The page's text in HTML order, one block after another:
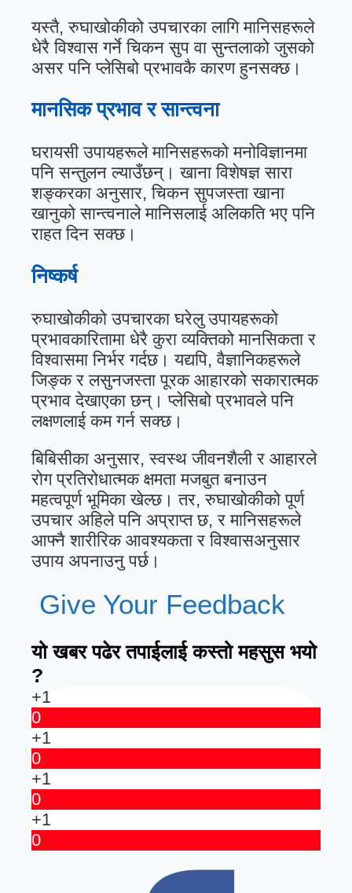
यस्तै, रुघाखोकीको उपचारका लागि मानिसहरूले
धेरै विश्वास गर्ने चिकन सुप वा सुन्तलाको जुसको
असर पनि प्लेसिबो प्रभावकै कारण हुनसक्छ।
मानसिक प्रभाव र सान्त्वना
घरायसी उपायहरूले मानिसहरूको मनोविज्ञानमा
पनि सन्तुलन ल्याउँछन्। खाना विशेषज्ञ सारा
शङ्करका अनुसार, चिकन सुपजस्ता खाना
खानुको सान्त्वनाले मानिसलाई अलिकति भए पनि
राहत दिन सक्छ।
निष्कर्ष
रुघाखोकीको उपचारका घरेलु उपायहरूको
प्रभावकारितामा धेरै कुरा व्यक्तिको मानसिकता र
विश्वासमा निर्भर गर्दछ। यद्यपि, वैज्ञानिकहरूले
जिङ्क र लसुनजस्ता पूरक आहारको सकारात्मक
प्रभाव देखाएका छन्। प्लेसिबो प्रभावले पनि
लक्षणलाई कम गर्न सक्छ।
बिबिसीका अनुसार, स्वस्थ जीवनशैली र आहारले
रोग प्रतिरोधात्मक क्षमता मजबुत बनाउन
महत्वपूर्ण भूमिका खेल्छ। तर, रुघाखोकीको पूर्ण
उपचार अहिले पनि अप्राप्त छ, र मानिसहरूले
आफ्नै शारीरिक आवश्यकता र विश्वासअनुसार
उपाय अपनाउनु पर्छ।
Give Your Feedback
यो खबर पढेर तपाईलाई कस्तो महसुस भयो
?
+1
0
+1
0
+1
0
+1
0